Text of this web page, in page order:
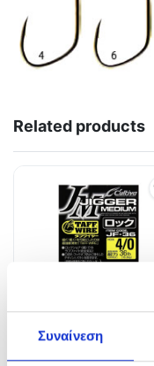
Συναίνεση
Related products
Owner Cultiva Jigger